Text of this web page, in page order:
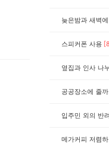
늦은밤과 새벽
스피커폰 사용 [
옆집과 인사 나
공공장소에 줄
입주민 외의 반
메가커피 저렴